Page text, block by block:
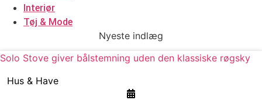
Interiør
Tøj & Mode
Nyeste indlæg
Solo Stove giver bålstemning uden den klassiske røgsky
Hus & Have